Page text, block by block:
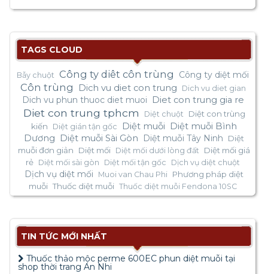
TAGS CLOUD
Bẫy chuột Công ty diêt côn trùng Công ty diệt mối
Côn trùng Dich vu diet con trung Dich vu diet gian
Dich vu phun thuoc diet muoi Diet con trung gia re
Diet con trung tphcm Diệt chuột
Diệt con trùng
kiến
Diệt gián tận gốc Diệt muỗi
Diệt muỗi Bình
Dương
Diệt muỗi Sài Gòn Diệt muỗi Tây Ninh
Diệt
muỗi đơn giản
Diệt mối Diệt mối dưới lòng đất
Diệt mối giá
rẻ Diệt mối sài gòn Diệt mối tận gốc Dịch vụ diệt chuột
Dịch vụ diệt mối Muoi van Chau Phi
Phương pháp diệt
muỗi Thuốc diệt muỗi Thuốc diệt muỗi Fendona 10SC
TIN TỨC MỚI NHẤT
Thuốc thảo mộc perme 600EC phun diệt muỗi tại
shop thời trang An Nhi